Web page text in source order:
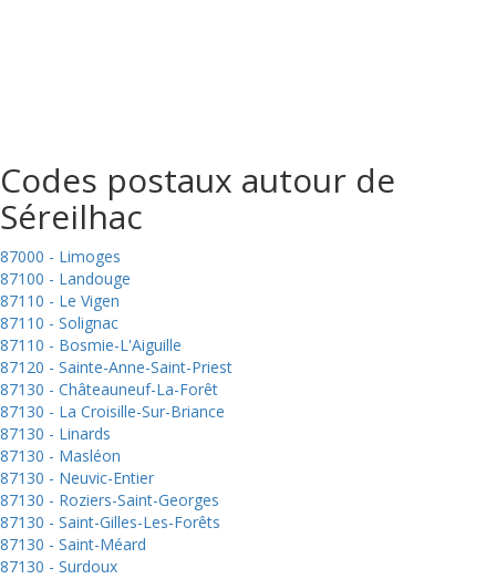
Codes postaux autour de
Séreilhac
87000 - Limoges
87100 - Landouge
87110 - Le Vigen
87110 - Solignac
87110 - Bosmie-L'Aiguille
87120 - Sainte-Anne-Saint-Priest
87130 - Châteauneuf-La-Forêt
87130 - La Croisille-Sur-Briance
87130 - Linards
87130 - Masléon
87130 - Neuvic-Entier
87130 - Roziers-Saint-Georges
87130 - Saint-Gilles-Les-Forêts
87130 - Saint-Méard
87130 - Surdoux